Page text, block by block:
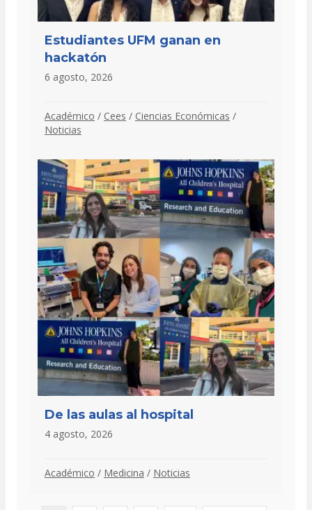
Estudiantes UFM ganan en
hackatón
6 agosto, 2026
Académico / Cees / Ciencias Económicas /
Noticias
De las aulas al hospital
4 agosto, 2026
Académico / Medicina / Noticias